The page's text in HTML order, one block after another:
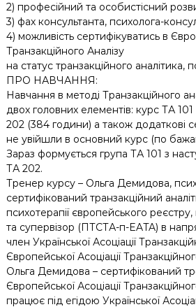
2) професійний та особистісний
3) фах консультанта, психолога-
4) можливість сертифікуватись в
Транзакційного Аналізу
на статус транзакційного аналітика,
ПРО НАВЧАННЯ:
Навчання в методі Транзакційного
двох головних елементів: курс ТА
202 (384 години) а також додаткові
не увійшли в основний курс (по
Зараз формується група ТА 101 з
ТА 202.
Тренер курсу – Ольга Демидова,
сертифікований транзакційний
психотерапії європейського
та супервізор (ПТСТА-п-EATA) в
член Української Асоціації
Європейської Асоціації
Ольга Демидова – сертифікований
Європейської Асоціації
працює під егідою Української